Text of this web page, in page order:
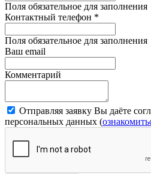
Поля обязательное для заполнения
Контактный телефон *
Поля обязательное для заполнения
Ваш email
Комментарий
Отправляя заявку Вы даёте
персональных данных (